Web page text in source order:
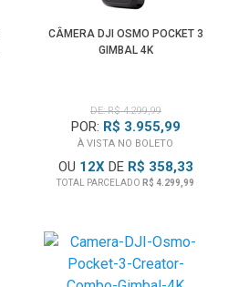
CÂMERA DJI OSMO POCKET 3
GIMBAL 4K
DE: R$ 4.299,99
POR: R$ 3.955,99
À VISTA NO BOLETO
OU 12XDE R$ 358,33
TOTAL PARCELADO R$ 4.299,99